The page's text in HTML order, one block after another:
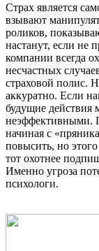
Страх является
взывают
роликов,
настанут, если не
компании всегда
несчастных
страховой полис.
аккуратно. Если
будущие действия
неэффективными.
начиная с
повысить, но
тот охотнее
Именно угроза
психологи.